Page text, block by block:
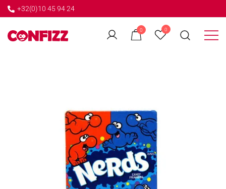
+32(0)10 45 94 24
0 0
← GO BACK